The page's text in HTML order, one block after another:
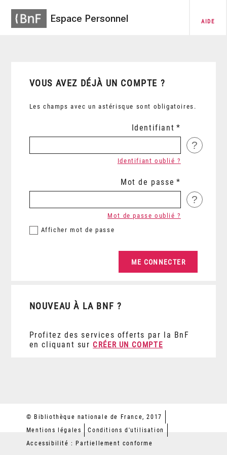
Espace Personnel AIDE
VOUS AVEZ DÉJÀ UN COMPTE ?
Les champs avec un astérisque sont obligatoires.
Identifiant
?
Identifiant oublié ?
Mot de passe
?
Afficher mot de passe
Mot de passe oublié ?
NOUVEAU À LA BNF ?
Profitez des services offerts par la BnF
en cliquant sur CRÉER UN COMPTE
© Bibliothèque nationale de France, 2017
Mentions légales
Conditions d'utilisation
Accessibilité : Partiellement conforme